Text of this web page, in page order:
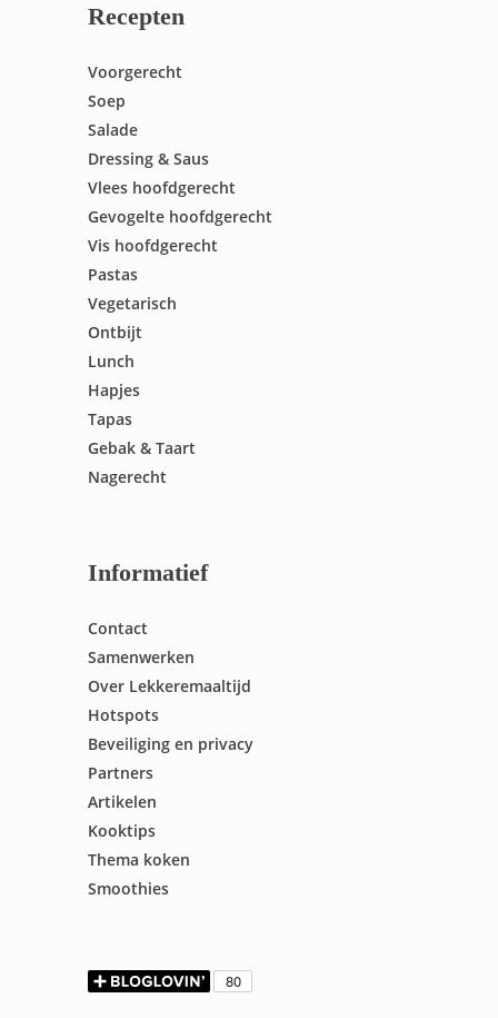
Recepten
Voorgerecht
Soep
Salade
Dressing & Saus
Vlees hoofdgerecht
Gevogelte hoofdgerecht
Vis hoofdgerecht
Pastas
Vegetarisch
Ontbijt
Lunch
Hapjes
Tapas
Gebak & Taart
Nagerecht
Informatief
Contact
Samenwerken
Over Lekkeremaaltijd
Hotspots
Beveiliging en privacy
Partners
Artikelen
Kooktips
Thema koken
Smoothies